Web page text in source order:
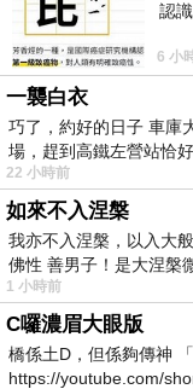
認
6 小
一襲白衣
巧了，約好的日子 車庫
場，趕到高鐵左營站恰
22 小時前
如來不入涅槃
我亦不入涅槃，以入大
佛性 善男子！是大涅槃
1 小時前
C囉濃眉大眼版
橋係土D，但係夠傳神
https://youtube.com/